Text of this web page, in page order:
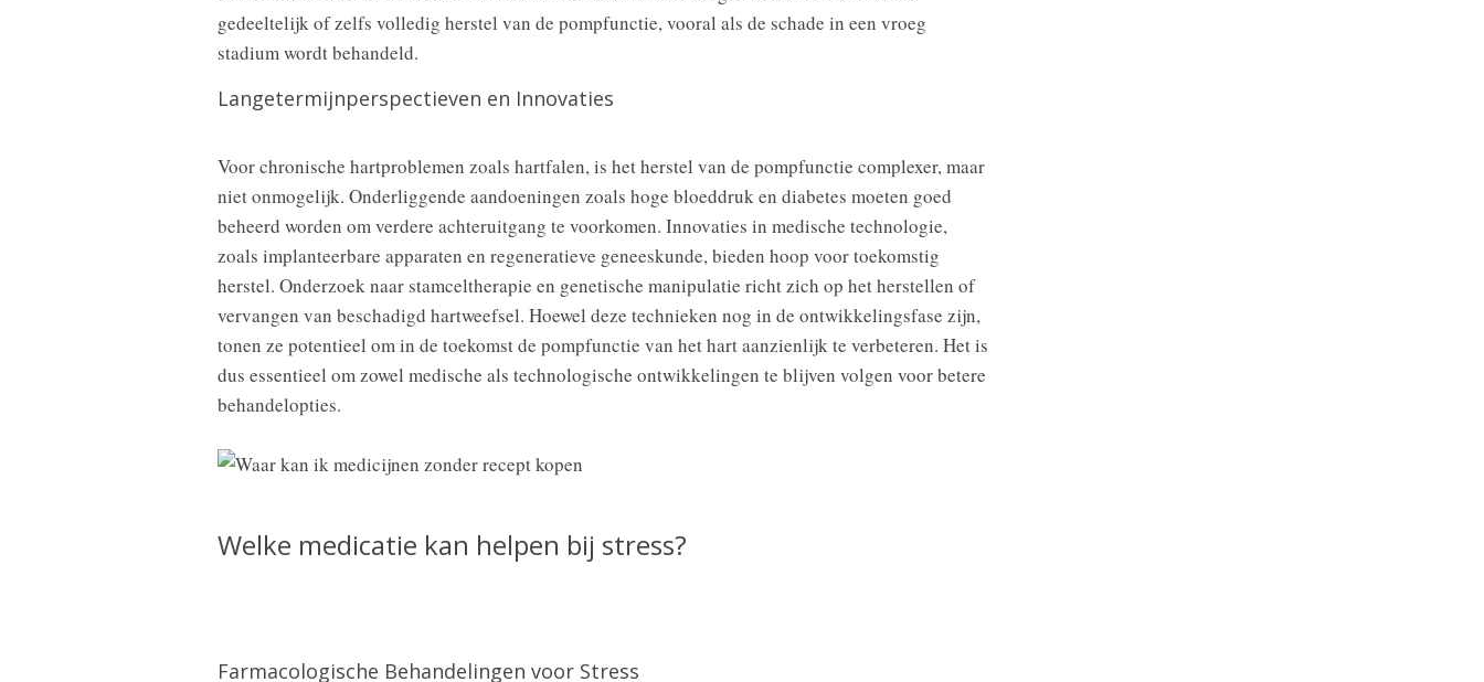
gedeeltelijk of zelfs volledig herstel van de pompfunctie, vooral als de schade in een vroeg
stadium wordt behandeld.
Langetermijnperspectieven en Innovaties
Voor chronische hartproblemen zoals hartfalen, is het herstel van de pompfunctie complexer, maar
niet onmogelijk. Onderliggende aandoeningen zoals hoge bloeddruk en diabetes moeten goed
beheerd worden om verdere achteruitgang te voorkomen. Innovaties in medische technologie,
zoals implanteerbare apparaten en regeneratieve geneeskunde, bieden hoop voor toekomstig
herstel. Onderzoek naar stamceltherapie en genetische manipulatie richt zich op het herstellen of
vervangen van beschadigd hartweefsel. Hoewel deze technieken nog in de ontwikkelingsfase zijn,
tonen ze potentieel om in de toekomst de pompfunctie van het hart aanzienlijk te verbeteren. Het is
dus essentieel om zowel medische als technologische ontwikkelingen te blijven volgen voor betere
behandelopties.
Welke medicatie kan helpen bij stress?
Farmacologische Behandelingen voor Stress